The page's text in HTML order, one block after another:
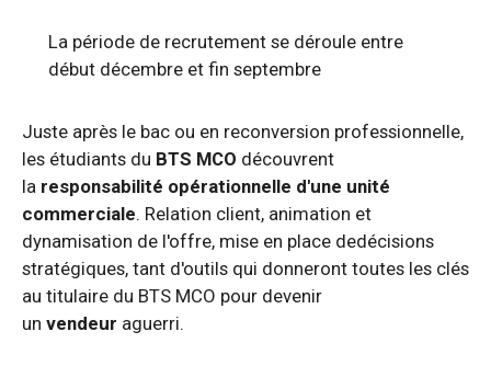
Juste après le bac ou en reconversion professionnelle,
les étudiants du BTS MCO découvrent
la responsabilité opérationnelle d'une unité
commerciale. Relation client, animation et
dynamisation de l'offre, mise en place dedécisions
stratégiques, tant d'outils qui donneront toutes les clés
au titulaire du BTS MCO pour devenir
un vendeur aguerri.
La période de recrutement se déroule entre
début décembre et fin septembre